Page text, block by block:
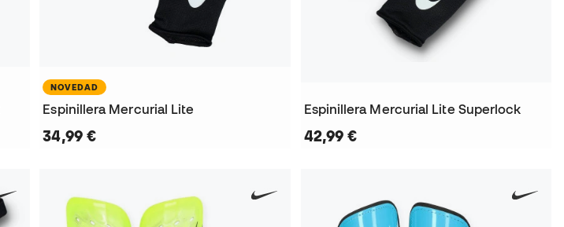
NOVEDAD
Espinillera Mercurial Lite
34,99 €
Espinillera Mercurial Lite Superlock
42,99 €